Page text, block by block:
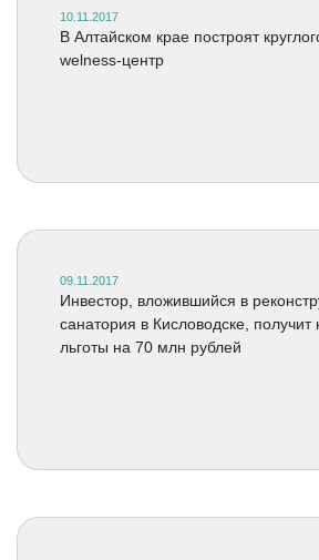
10.11.2017
В Алтайском крае построят
welness-центр
09.11.2017
Инвестор, вложившийся в
санатория в Кисловодске, получит
льготы на 70 млн рублей